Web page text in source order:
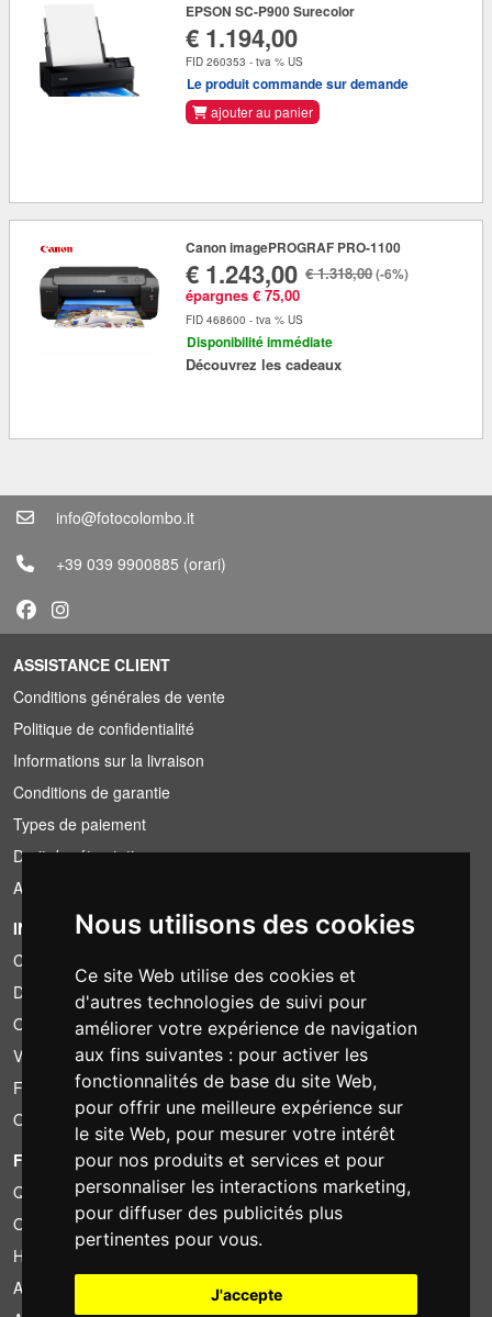
Nous utilisons des cookies
Ce site Web utilise des cookies et
d'autres technologies de suivi pour
améliorer votre expérience de navigation
aux fins suivantes : pour activer les
fonctionnalités de base du site Web,
pour offrir une meilleure expérience sur
le site Web, pour mesurer votre intérêt
pour nos produits et services et pour
personnaliser les interactions marketing,
pour diffuser des publicités plus
pertinentes pour vous.
J'accepte
EPSON SC-P900 Surecolor
€ 1.194,00
FID 260353 - tva % US
Le produit commande sur demande
ajouter au panier
Canon imagePROGRAF PRO-1100
€ 1.243,00
épargnes € 75,00
€ 1.318,00(-6%)
FID 468600 - tva % US
Disponibilité immédiate
Découvrez les cadeaux
info@fotocolombo.it
+39 039 9900885 (orari)
ASSISTANCE CLIENT
Conditions générales de vente
Politique de confidentialité
Informations sur la livraison
Conditions de garantie
Types de paiement
Droit de rétractation
Application de la TVA
INFORMATION
Conditions de location
Devis
Offre groupée
Vous avez trouvé moins cher?
Financement
Occasion
FOTOCOLOMBO.IT
Qui sommes-nous
Où nous trouver
Horaires d'ouverture
Avis sur Trovaprezzi